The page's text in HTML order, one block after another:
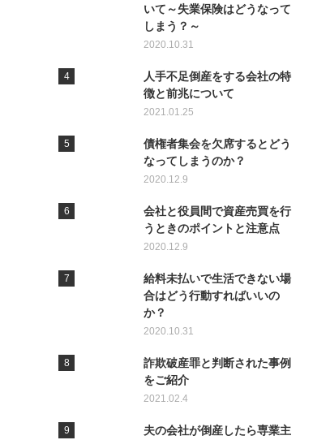
いて～失業保険はどうなって
しまう？～
2020.10.31
人手不足倒産をする会社の特
徴と前兆について
2021.01.25
債権者集会を欠席するとどう
なってしまうのか？
2020.12.9
会社と役員間で資産売買を行
うときのポイントと注意点
2020.12.9
給料未払いで生活できない場
合はどう行動すればいいの
か？
2020.10.31
詐欺破産罪と判断された事例
をご紹介
2021.02.4
夫の会社が倒産したら専業主